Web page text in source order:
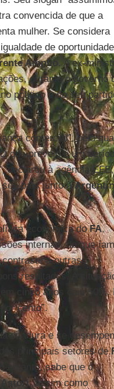
convencida de que a
mulher. Se considera
de
Amplio . A ex-
durante o governo
político e do seu
comercial”, pelo
que prevejo é um
declarou à agência
seu país junto à
econômica doFA,
internas, de que
contraste a outras
resultados. A
cinco anos caiu 50%.
cento”.
ditadura e se
principais setores de
entanto, sabe que o
Astori, assim como